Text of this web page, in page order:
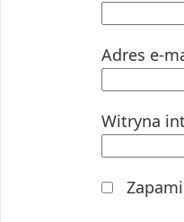
Adres e-
Witryna